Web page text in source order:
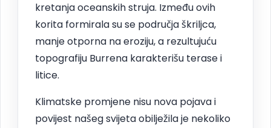
kretanja oceanskih struja. Između ovih
korita formirala su se područja škriljca,
manje otporna na eroziju, a rezultujuću
topografiju Burrena karakterišu terase i
litice.
Klimatske promjene nisu nova pojava i
povijest našeg svijeta obilježila je nekoliko